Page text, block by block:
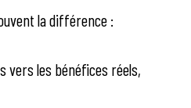
la différence :
vers les bénéfices réels,